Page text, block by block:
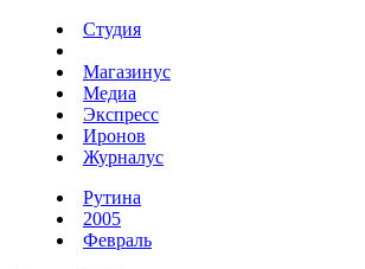
Студия
Магазинус
Медиа
Экспресс
Иронов
Журналус
Рутина
2005
Февраль